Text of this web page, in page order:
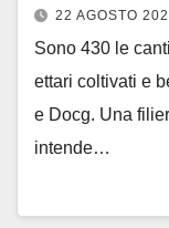
22 AGOSTO
Sono 430 le
ettari coltivati e
e Docg. Una
intende…